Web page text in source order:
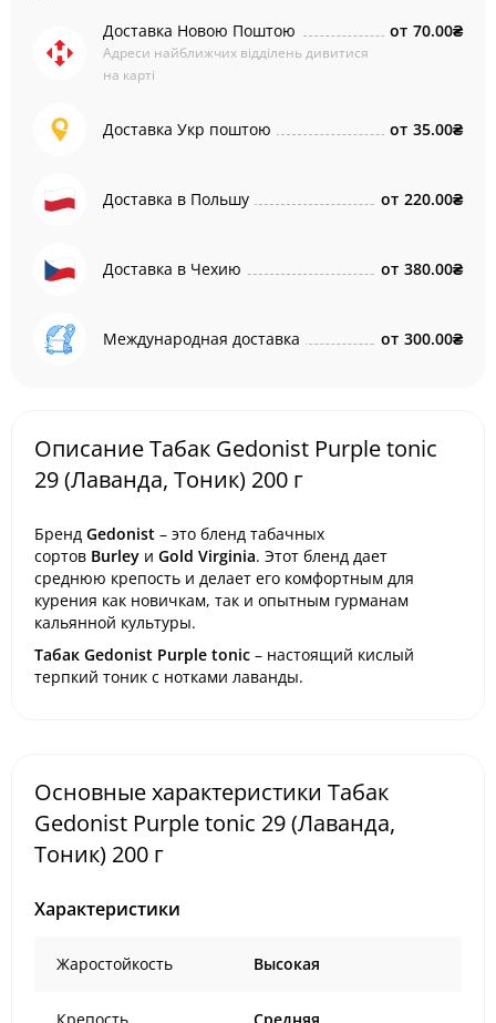
Доставка Новою Поштою
Адреси найближчих відділень дивитися
на карті
от 70.00₴
Доставка Укр поштою от 35.00₴
Доставка в Польшу от 220.00₴
Доставка в Чехию от 380.00₴
Международная доставка от 300.00₴
Описание Табак Gedonist Purple tonic
29 (Лаванда, Тоник) 200 г
Бренд Gedonist – это бленд табачных
сортов Burley и Gold Virginia. Этот бленд дает
среднюю крепость и делает его комфортным для
курения как новичкам, так и опытным гурманам
кальянной культуры.
Табак Gedonist Purple tonic – настоящий кислый
терпкий тоник с нотками лаванды.
Основные характеристики Табак
Gedonist Purple tonic 29 (Лаванда,
Тоник) 200 г
Характеристики
Жаростойкость Высокая